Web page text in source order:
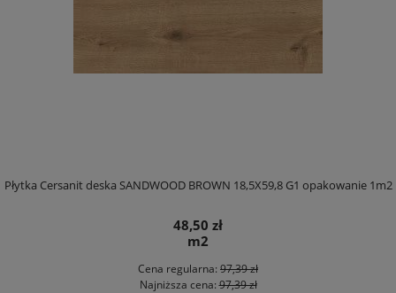
Płytka Cersanit deska SANDWOOD BROWN 18,5X59,8 G1 opakowanie 1m2
48,50 zł
m2
Cena regularna: 97,39 zł
Najniższa cena:97,39 zł